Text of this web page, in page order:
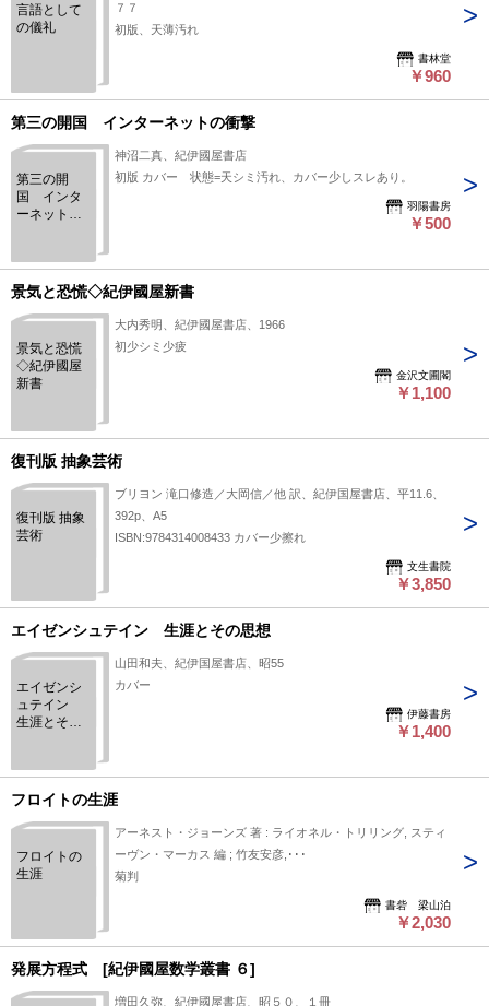
言語として
の儀礼
７７
初版、天薄汚れ
書林堂
￥960
第三の開国 インターネットの衝撃
第三の開
国 インタ
ーネットの
神沼二真、紀伊國屋書店
初版 カバー 状態=天シミ汚れ、カバー少しスレあり。
羽陽書房
￥500
景気と恐慌◇紀伊國屋新書
景気と恐慌
◇紀伊國屋
新書
大内秀明、紀伊國屋書店、1966
初少シミ少疲
金沢文圃閣
￥1,100
復刊版 抽象芸術
復刊版 抽象
芸術
ブリヨン 滝口修造／大岡信／他 訳、紀伊国屋書店、平11.6、
392p、A5
ISBN:9784314008433 カバー少擦れ
文生書院
￥3,850
エイゼンシュテイン 生涯とその思想
エイゼンシ
ュテイン
生涯とその
山田和夫、紀伊国屋書店、昭55
カバー
伊藤書房
￥1,400
フロイトの生涯
フロイトの
生涯
アーネスト・ジョーンズ 著 : ライオネル・トリリング, スティ
ーヴン・マーカス 編 ; 竹友安彦,･･･
菊判
書砦 梁山泊
￥2,030
発展方程式 [紀伊國屋数学叢書 ６]
増田久弥、紀伊國屋書店、昭５０、１冊